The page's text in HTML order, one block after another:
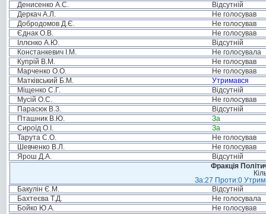
Денисенко А.С.
Відсутній
Деркач А.Л.
Не голосував
Добродомов Д.Є.
Не голосував
Єднак О.В.
Не голосував
Іллєнко А.Ю.
Відсутній
Констанкевич І.М.
Не голосувала
Купрій В.М.
Не голосував
Марченко О.О.
Не голосував
Матківський Б.М.
Утримався
Міщенко С.Г.
Відсутній
Мусій О.С.
Не голосував
Парасюк В.З.
Відсутній
Пташник В.Ю.
За
Сироїд О.І.
За
Тарута С.О.
Не голосував
Шевченко В.Л.
Не голосував
Ярош Д.А.
Відсутній
Фракція
За:27 Проти:0
Бакулін Є.М.
Відсутній
Бахтеєва Т.Д.
Не голосувала
Бойко Ю.А.
Не голосував